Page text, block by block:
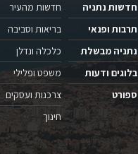
חדשות נתניה
תרבות ופנאי
נתניה מבשלת
בלוגים ודעות
ספורט
חדשות מהעיר
בריאות וסביבה
כלכלה ונדלן
משפט ופלילי
צרכנות ועסקים
חינוך